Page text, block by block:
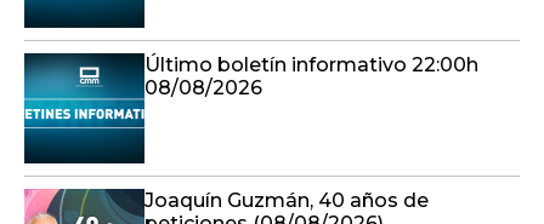
Último boletín informativo 22:00h
08/08/2026
Joaquín Guzmán, 40 años de